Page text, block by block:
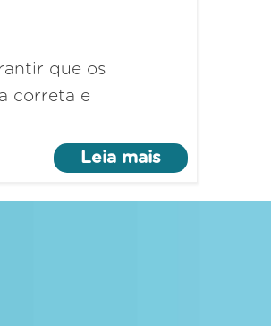
que os
correta e
Leia mais